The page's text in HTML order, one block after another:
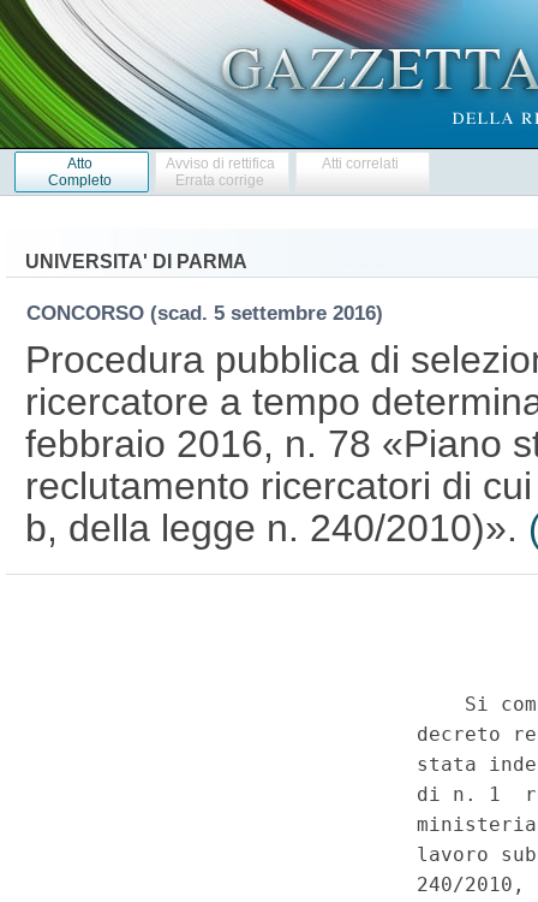
Atto
Completo
Avviso di rettifica
Errata corrige
Atti correlati
UNIVERSITA' DI PARMA
CONCORSO (scad. 5 settembre 2016)
Procedura pubblica di
ricercatore a tempo
febbraio 2016, n. 78 «Piano
reclutamento ricercatori di
b, della legge n. 240/2010)».